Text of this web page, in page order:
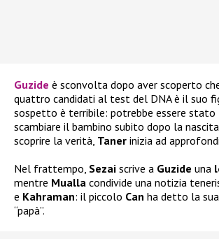
Guzide è sconvolta dopo aver scoperto
quattro candidati al test del DNA è il suo
sospetto è terribile: potrebbe essere stato
scambiare il bambino subito dopo la
scoprire la verità, Taner inizia ad
Nel frattempo, Sezai scrive a Guzide una
mentre Mualla condivide una notizia
e Kahraman: il piccolo Can ha detto la
“papà”.